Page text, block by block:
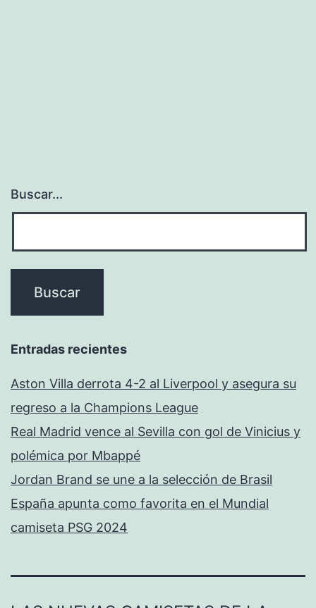
Buscar...
Entradas recientes
Aston Villa derrota 4-2 al Liverpool y asegura su
regreso a la Champions League
Real Madrid vence al Sevilla con gol de Vinicius y
polémica por Mbappé
Jordan Brand se une a la selección de Brasil
España apunta como favorita en el Mundial
camiseta PSG 2024